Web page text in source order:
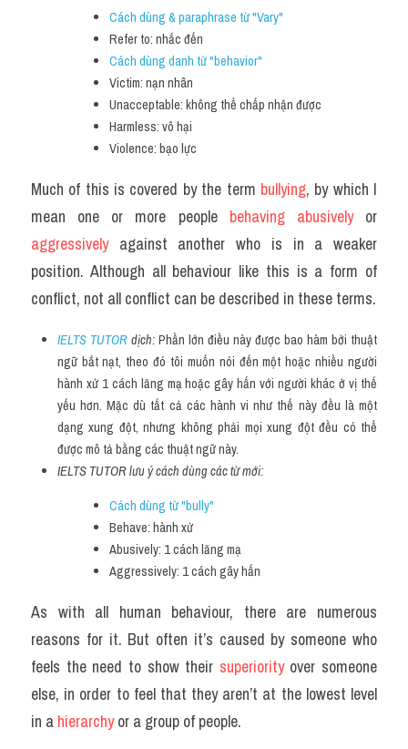
Cách dùng & paraphrase từ "Vary"
Refer to: nhắc đến
Cách dùng danh từ "behavior"
Victim: nạn nhân
Unacceptable: không thể chấp nhận được
Harmless: vô hại
Violence: bạo lực
Much of this is covered by the term bullying, by which I
mean one or more people behaving abusively
aggressively against another who is in a weaker
position. Although all behaviour like this is a form of
conflict, not all conflict can be described in these terms.
IELTS TUTOR dịch: Phần lớn điều này được bao hàm bởi thuật
ngữ bắt nạt, theo đó tôi muốn nói đến một hoặc nhiều người
hành xử 1 cách lăng mạ hoặc gây hấn với người khác ở vị thế
yếu hơn. Mặc dù tất cả các hành vi như thế này đều là một
dạng xung đột, nhưng không phải mọi xung đột đều có thể
được mô tả bằng các thuật ngữ này.
IELTS TUTOR lưu ý cách dùng các từ mới:
Cách dùng từ "bully"
Behave: hành xử
Abusively: 1 cách lăng mạ
Aggressively: 1 cách gây hấn
As with all human behaviour, there are numerous
reasons for it. But often it’s caused by someone who
feels the need to show their superiority over someone
else, in order to feel that they aren’t at the lowest level
in a hierarchy or a group of people.